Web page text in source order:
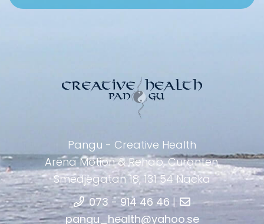
Pangu - Creative Health
Arena Motion & Rehab, Curanten,
Smedjegatan 18, 131 54 Nacka
073 - 914 46 46 |
pangu_health@yahoo.se